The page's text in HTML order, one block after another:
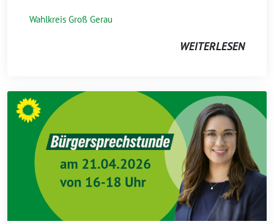
Wahlkreis Groß Gerau
WEITERLESEN